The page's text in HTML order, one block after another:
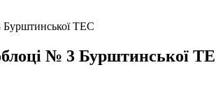
Бурштинської ТЕС
№ 3 Бурштинської